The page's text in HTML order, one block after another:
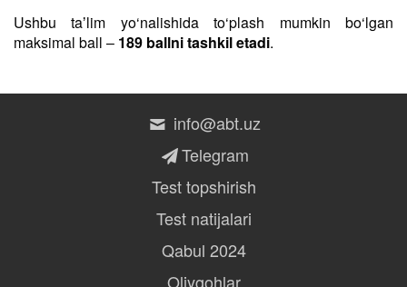
Ushbu taʼlim yo‘nalishida to‘plash mumkin bo‘lgan
maksimal ball – 189 ballni tashkil etadi.
info@abt.uz
Telegram
Test topshirish
Test natijalari
Qabul 2024
Oliygohlar